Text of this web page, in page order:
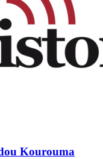
Kourouma